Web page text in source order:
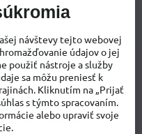
pre chladné mesiace v
návštevy tejto webovej
údajov o jej
použiť nástroje a služby
sa môžu preniesť k
Kliknutím na „Prijať
s týmto spracovaním.
alebo upraviť svoje